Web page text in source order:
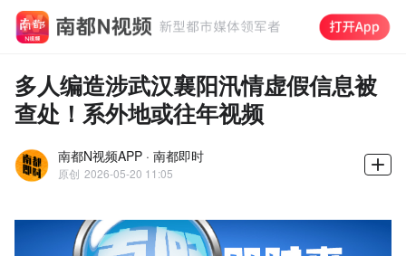
多人编造涉武汉襄阳汛情虚假信息被
查处！系外地或往年视频
南都N视频APP · 南都即时
原创 2026-05-20 11:05